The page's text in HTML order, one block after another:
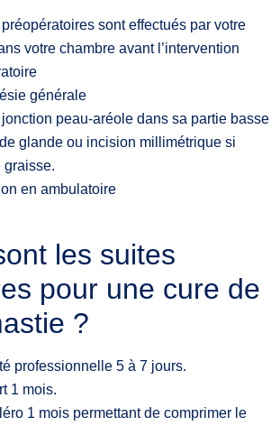
sont effectués par votre
votre chambre avant l’intervention
générale
peau-aréole dans sa partie basse
glande ou incision millimétrique si
graisse.
en ambulatoire
les suites
pour une cure de
?
professionnelle 5 à 7 jours.
1 mois.
1 mois permettant de comprimer le